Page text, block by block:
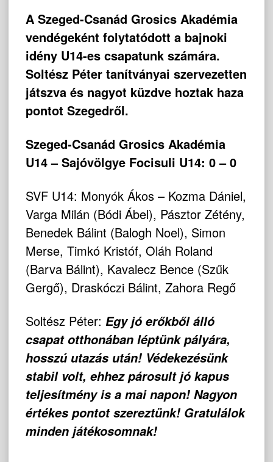
A Szeged-Csanád Grosics Akadémia
vendégeként folytatódott a bajnoki
idény U14-es csapatunk számára.
Soltész Péter tanítványai szervezetten
játszva és nagyot küzdve hoztak haza
pontot Szegedről.
Szeged-Csanád Grosics Akadémia
U14 – Sajóvölgye Focisuli U14: 0 – 0
SVF U14: Monyók Ákos – Kozma Dániel,
Varga Milán (Bódi Ábel), Pásztor Zétény,
Benedek Bálint (Balogh Noel), Simon
Merse, Timkó Kristóf, Oláh Roland
(Barva Bálint), Kavalecz Bence (Szűk
Gergő), Draskóczi Bálint, Zahora Regő
Soltész Péter: Egy jó erőkből álló
csapat otthonában léptünk pályára,
hosszú utazás után! Védekezésünk
stabil volt, ehhez párosult jó kapus
teljesítmény is a mai napon! Nagyon
értékes pontot szereztünk! Gratulálok
minden játékosomnak!